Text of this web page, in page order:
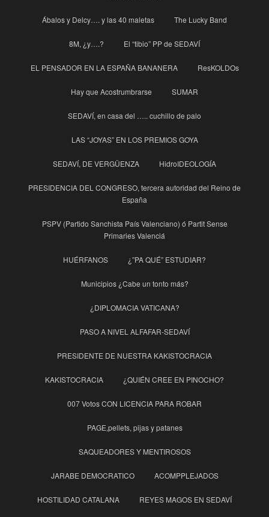
Ábalos y Delcy…. y las 40 maletas The Lucky Band
8M, ¿y….? El “tibio” PP de SEDAVÍ
EL PENSADOR EN LA ESPAÑA BANANERA ResKOLDOs
Hay que Acostrumbrarse SUMAR
SEDAVÍ, en casa del ….. cuchillo de palo
LAS “JOYAS” EN LOS PREMIOS GOYA
SEDAVÍ, DE VERGÜENZA HidroIDEOLOGÍA
PRESIDENCIA DEL CONGRESO, tercera autoridad del Reino de
España
PSPV (Partido Sanchista País Valenciano) ó Partit Sense
Primaries Valenciá
HUÉRFANOS ¿”PA QUÉ” ESTUDIAR?
Municipios ¿Cabe un tonto más?
¿DIPLOMACIA VATICANA?
PASO A NIVEL ALFAFAR-SEDAVÍ
PRESIDENTE DE NUESTRA KAKISTOCRACIA
KAKISTOCRACIA ¿QUIÉN CREE EN PINOCHO?
007 Votos CON LICENCIA PARA ROBAR
PAGE,pellets, pijas y patanes
SAQUEADORES Y MENTIROSOS
JARABE DEMOCRATICO ACOMPPLEJADOS
HOSTILIDAD CATALANA REYES MAGOS EN SEDAVÍ